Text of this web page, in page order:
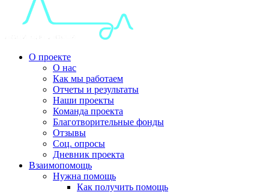
О проекте
О нас
Как мы работаем
Отчеты и результаты
Наши проекты
Команда проекта
Благотворительные фонды
Отзывы
Соц. опросы
Дневник проекта
Взаимопомощь
Нужна помощь
Как получить помощь